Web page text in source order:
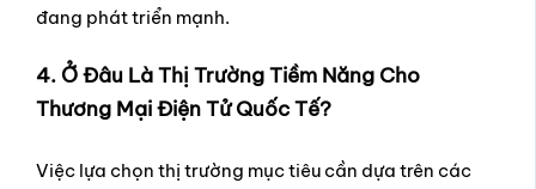
đang phát triển mạnh.
4. Ở Đâu Là Thị Trường Tiềm Năng Cho
Thương Mại Điện Tử Quốc Tế?
Việc lựa chọn thị trường mục tiêu cần dựa trên các